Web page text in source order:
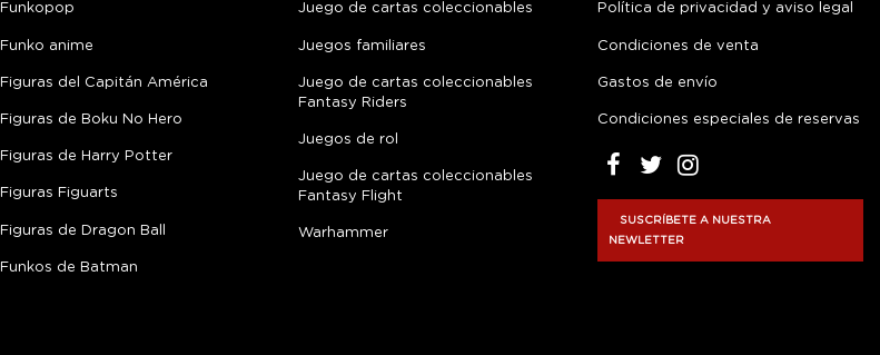
Funkopop
Funko anime
Figuras del Capitán América
Figuras de Boku No Hero
Figuras de Harry Potter
Figuras Figuarts
Figuras de Dragon Ball
Funkos de Batman
Juego de cartas coleccionables
Juegos familiares
Juego de cartas coleccionables
Fantasy Riders
Juegos de rol
Juego de cartas coleccionables
Fantasy Flight
Warhammer
Política de privacidad y aviso legal
Condiciones de venta
Gastos de envío
Condiciones especiales de reservas
SUSCRÍBETE A NUESTRA
NEWLETTER